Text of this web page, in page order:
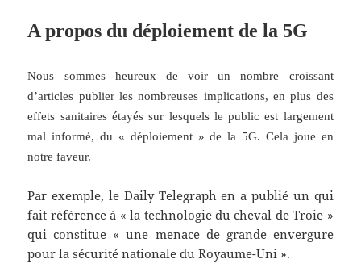
A propos du déploiement de la 5G
Nous sommes heureux de voir un nombre croissant
d’articles publier les nombreuses implications, en plus des
effets sanitaires étayés sur lesquels le public est largement
mal informé, du « déploiement » de la 5G. Cela joue en
notre faveur.
Par exemple, le Daily Telegraph en a publié un qui
fait référence à « la technologie du cheval de Troie »
qui constitue « une menace de grande envergure
pour la sécurité nationale du Royaume-Uni ».